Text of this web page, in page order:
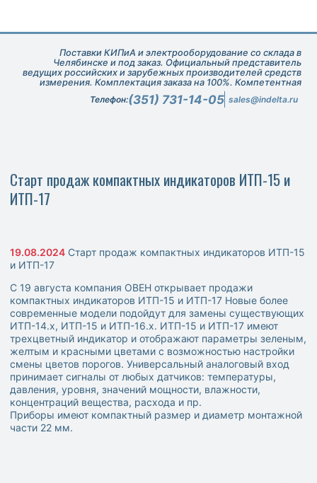
Поставки КИПиА и электрооборудование со склада в
Челябинске и под заказ. Официальный представитель
ведущих российских и зарубежных производителей средств
измерения. Комплектация заказа на 100%. Компетентная
техническая поддержка при подборе оборудования.
Телефон:(351) 731-14-05 sales@indelta.ru
Старт продаж компактных индикаторов ИТП-15 и
ИТП-17
19.08.2024 Старт продаж компактных индикаторов ИТП-15
и ИТП-17
С 19 августа компания ОВЕН открывает продажи
компактных индикаторов ИТП-15 и ИТП-17 Новые более
современные модели подойдут для замены существующих
ИТП-14.х, ИТП-15 и ИТП-16.х. ИТП-15 и ИТП-17 имеют
трехцветный индикатор и отображают параметры зеленым,
желтым и красными цветами с возможностью настройки
смены цветов порогов. Универсальный аналоговый вход
принимает сигналы от любых датчиков: температуры,
давления, уровня, значений мощности, влажности,
концентраций вещества, расхода и пр.
Приборы имеют компактный размер и диаметр монтажной
части 22 мм.